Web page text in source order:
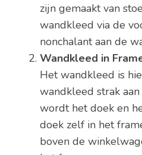
zijn gemaakt van
wandkleed via de
nonchalant aan de
Wandkleed in
Het wandkleed is
wandkleed strak
wordt het doek en
doek zelf in het
boven de